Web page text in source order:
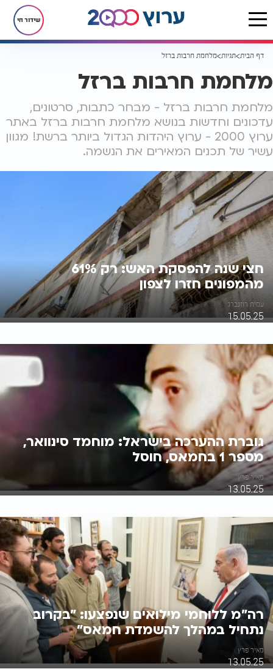
שידור חי
דף הבית תגיות מלחמת חרבות ברזל
מלחמת חרבות ברזל
מלחמת חרבות ברזל - מבחר כתבות, סרטונים,
עדכונים וחדשות בנושא מלחמת חרבות ברזל באתר
ערוץ 2000 - ערוץ היהדות הגדול ביותר ברשת! מגוון
עשיר של תכנים המאירים את הנשמה.
חצי שנה להפסקת האש: רק 61%
מהמפונים חזרו לצפון
עמית רוזנברג
15.05.25
גוברת ההערכה בישראל: מוחמד סינוואר,
מספר 1 בחמאס, חוסל
מאיר פרץ
13.05.25
רה"מ ללוחמי מילואים שנפצעו: "בקרוב
נתחיל במהלך להשמדת חמאס"
מאיר פרץ
13.05.25